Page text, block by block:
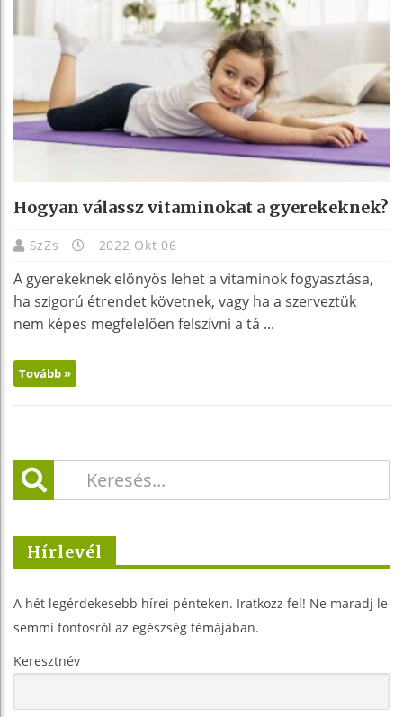
Hogyan válassz vitaminokat a gyerekeknek?
SzZs 2022 Okt 06
A gyerekeknek előnyös lehet a vitaminok fogyasztása,
ha szigorú étrendet követnek, vagy ha a szerveztük
nem képes megfelelően felszívni a tá ...
Tovább »
Hírlevél
A hét legérdekesebb hírei pénteken. Iratkozz fel! Ne maradj le
semmi fontosról az egészség témájában.
Keresztnév